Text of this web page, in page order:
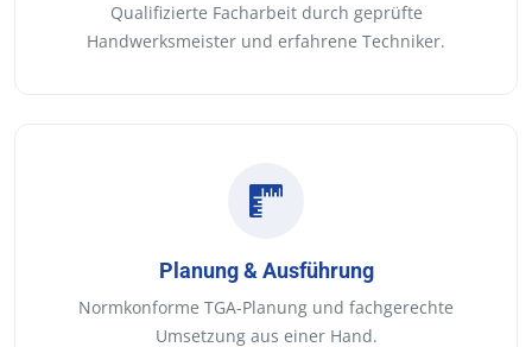
Qualifizierte Facharbeit durch geprüfte
Handwerksmeister und erfahrene Techniker.
Planung & Ausführung
Normkonforme TGA-Planung und fachgerechte
Umsetzung aus einer Hand.